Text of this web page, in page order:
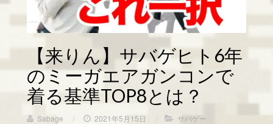
【来りん】サバゲヒト6年
のミーガエアガンコンで
着る基準TOP8とは？
Sabage / 2021年5月15日 サバゲー